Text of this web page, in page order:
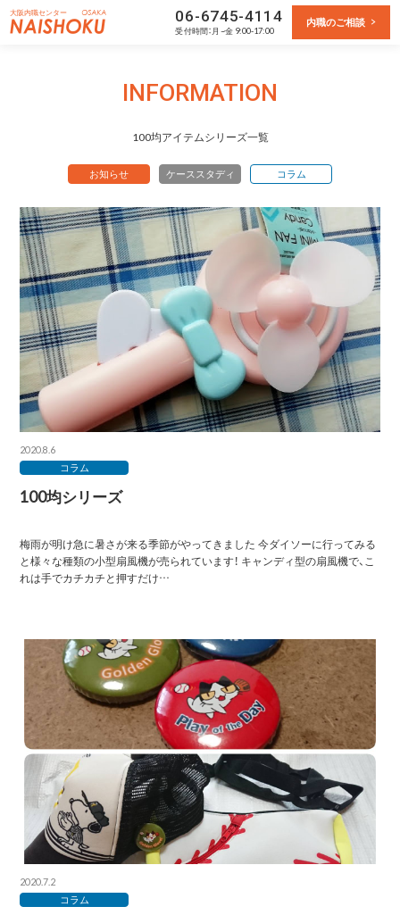
大阪内職センター 06-6745-4114
受付時間：月~金 9:00-17:00
内職のご相談
INFORMATION
100均アイテムシリーズ一覧
お知らせ ケーススタディ コラム
2020.8.6
コラム
100均シリーズ
梅雨が明け急に暑さが来る季節がやってきました 今ダイソーに行ってみる
と様々な種類の小型扇風機が売られています！ キャンディ型の扇風機で、こ
れは手でカチカチと押すだけ…
2020.7.2
コラム